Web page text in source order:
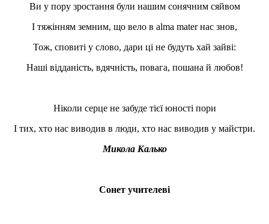
Ви у пору зростання були нашим сонячним сяйвом
І тяжінням земним, що вело в alma mater нас знов,
Тож, сповиті у слово, дари ці не будуть хай зайві:
Наші відданість, вдячність, повага, пошана й любов!
Ніколи серце не забуде тієї юності пори
І тих, хто нас виводив в люди, хто нас виводив у майстри.
Микола Калько
Сонет учителеві